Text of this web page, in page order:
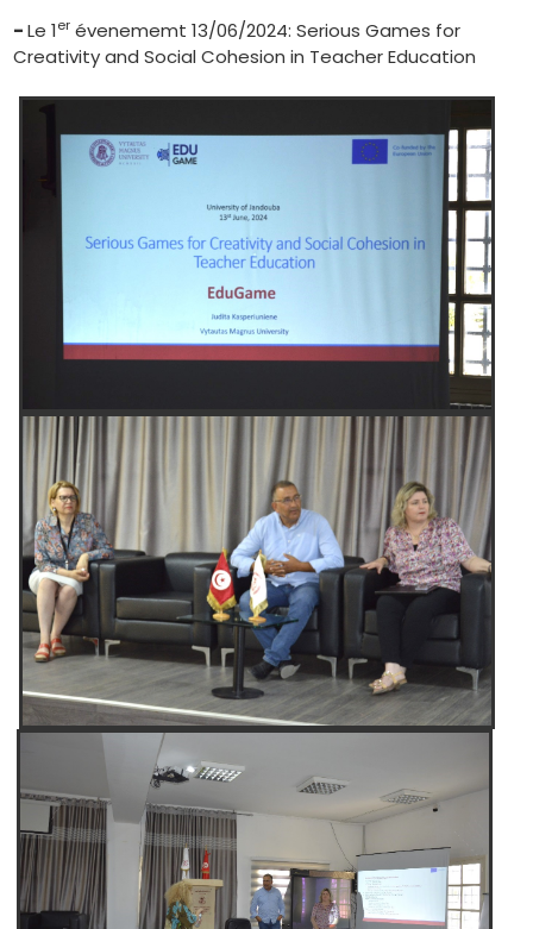
-Le 1er évenememt 13/06/2024: Serious Games for
Creativity and Social Cohesion in Teacher Education